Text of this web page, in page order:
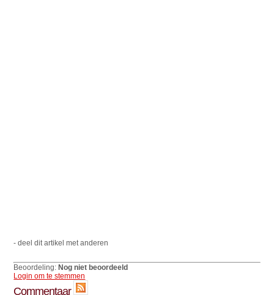
- deel dit artikel met anderen
Beoordeling:Nog niet beoordeeld
Login om te stemmen
Commentaar